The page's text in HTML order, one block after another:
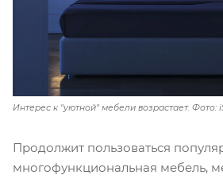
Интерес к "уютной" мебели возрастает. Фото:
Продолжит пользоваться
многофункциональная мебель,